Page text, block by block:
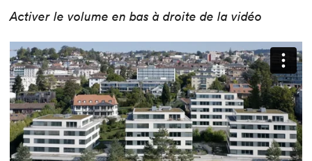
Activer le volume en bas à droite de la vidéo